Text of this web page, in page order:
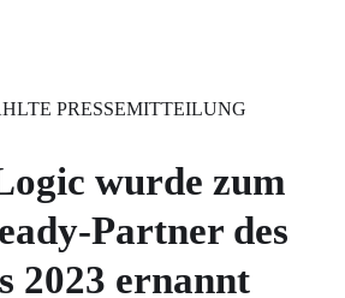
PRESSEMITTEILUNG
wurde zum
Partner des
2023 ernannt